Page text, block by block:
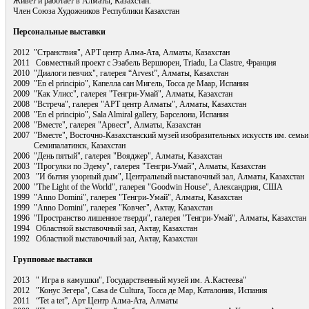
Член Союза Художников Республики Казахстан
Персональные выставки
2012 "Странствия", АРТ центр Алма-Ата, Алматы, Казахстан
2011 Совместный проект с Эзабель Вершюрен, Triadu, La Clastre, Франция
2010 "Диалоги певчих", галерея “Arvest”, Алматы, Казахстан
2009 "En el principio", Капелла сан Мигель, Тосса де Маар, Испания
2009 "Как Улисс", галерея "Тенгри-Умай", Алматы, Казахстан
2008 "Встреча", галерея "АРТ центр Алматы", Алматы, Казахстан
2008 "En el principio", Sala Almiral gallery, Барселона, Испания
2008 "Вместе", галерея "Арвест", Алматы, Казахстан
2007 "Вместе", Восточно-Казахстанский музей изобразительных искусств им.
Семипалатинск, Казахстан
2006 "День пятый", галерея "Вояджер", Алматы, Казахстан
2003 "Прогулки по Эдему", галерея "Тенгри-Умай", Алматы, Казахстан
2003 "И бытия узорный дым", Центральный выставочный зал, Алматы, Казахстан
2000 "The Light of the World", галерея "Goodwin House", Александрия, США
1999 "Anno Domini", галерея "Тенгри-Умай", Алматы, Казахстан
1999 "Anno Domini", галерея "Ковчег", Актау, Казахстан
1996 "Пространство лишенное тверди", галерея "Тенгри-Умай", Алматы, Казахстан
1994 Областной выставочный зал, Актау, Казахстан
1992 Областной выставочный зал, Актау, Казахстан
Групповые выставки
2013 " Игра в камушки", Государственный музей им. А.Кастеева"
2012 "Конус Зегера", Casa de Cultura, Тосса де Мар, Каталония, Испания
2011 “Tet a tet”, Арт Центр Алма-Ата, Алматы